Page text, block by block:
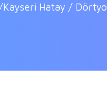
Hatay / Dörtyol